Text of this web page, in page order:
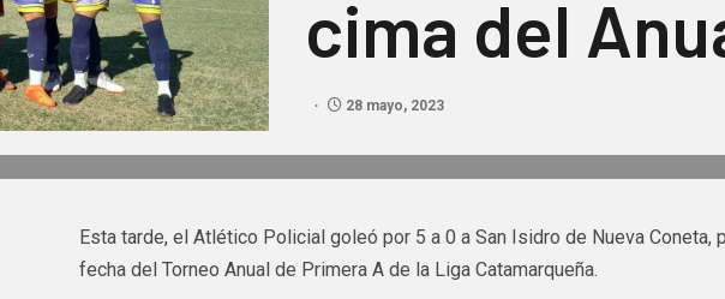
cima del
28 mayo, 2023
Esta tarde, el Atlético Policial goleó por 5 a 0 a San Isidro de Nueva Coneta,
fecha del Torneo Anual de Primera A de la Liga Catamarqueña.